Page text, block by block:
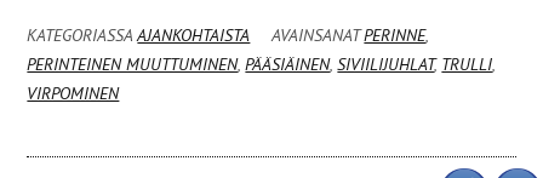
a
c
e
b
o
o
s
w
i
t
t
ä
i
n
t
e
a
KATEGORIASSAAJANKOHTAISTA AVAINSANATPERINNE,
PERINTEINEN MUUTTUMINEN,PÄÄSIÄINEN,SIVIILIJUHLAT, TRULLI,
VIRPOMINEN